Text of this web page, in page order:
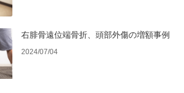
右腓骨遠位端骨折、頭部外傷の増額事例
2024/07/04